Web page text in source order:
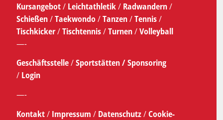
Kursangebot/Leichtathletik/ Radwandern/
Schießen/Taekwondo/Tanzen/Tennis/
Tischkicker/Tischtennis/Turnen/Volleyball
—-
Geschäftsstelle/Sportstätten /Sponsoring
/ Login
—-
Kontakt/ Impressum / Datenschutz/Cookie-